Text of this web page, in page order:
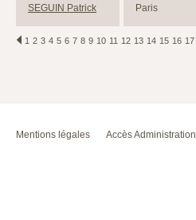
SEGUIN Patrick Paris
1 2 3 4 5 6 7 8 9 10 11 12 13 14 15 16 17
Mentions légales Accès Administration